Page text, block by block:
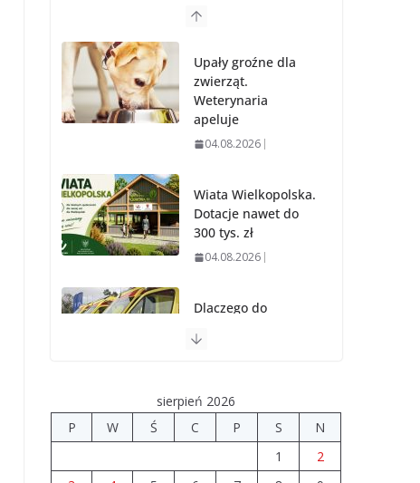
Upały groźne dla
zwierząt.
Weterynaria
apeluje
04.08.2026
Wiata Wielkopolska.
Dotacje nawet do
300 tys. zł
04.08.2026
Dlaczego do
jechała karetka z
Ponad 9 mln zł na
drogi i świetlice w
powiecie
sierpień 2026
P
W Ś C P S
N
1
2